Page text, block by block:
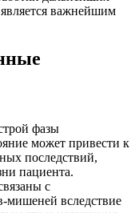
важнейшим
фазы
может привести к
последствий,
пациента.
с
мишеней вследствие